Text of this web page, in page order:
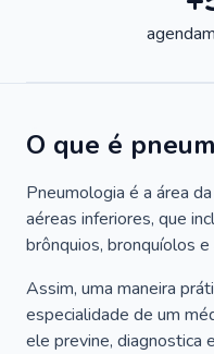
O que é
Pneumologia é a área
aéreas inferiores, que
brônquios, bronquíolos
Assim, uma maneira
especialidade de um
ele previne, diagnostica